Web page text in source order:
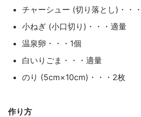
チャーシュー (切り落とし)・・
小ねぎ (小口切り)・・・適量
温泉卵・・・1個
白いりごま・・・適量
のり (5cm×10cm)・・・2枚
作り方